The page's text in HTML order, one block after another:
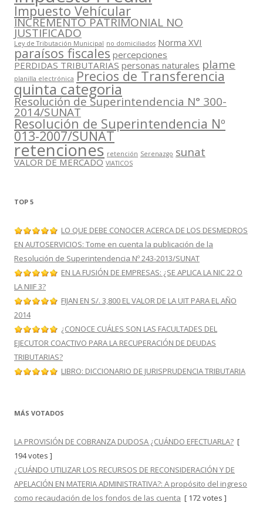
Impuesto Vehícular
INCREMENTO PATRIMONIAL NO
JUSTIFICADO
Ley de Tributación Municipal no domiciliados Norma XVI
paraísos fiscales percepciones
PERDIDAS TRIBUTARIAS personas naturales plame
planilla electrónica Precios de Transferencia
quinta categoria
Resolución de Superintendencia N° 300-
2014/SUNAT
Resolución de Superintendencia Nº
013-2007/SUNAT
retenciones retención Serenazgo sunat
VALOR DE MERCADO VIATICOS
TOP 5
LO QUE DEBE CONOCER ACERCA DE LOS DESMEDROS
EN AUTOSERVICIOS: Tome en cuenta la publicación de la
Resolución de Superintendencia Nº 243-2013/SUNAT
EN LA FUSIÓN DE EMPRESAS: ¿SE APLICA LA NIC 22 O
LA NIIF 3?
FIJAN EN S/. 3,800 EL VALOR DE LA UIT PARA EL AÑO
2014
¿CONOCE CUÁLES SON LAS FACULTADES DEL
EJECUTOR COACTIVO PARA LA RECUPERACIÓN DE DEUDAS
TRIBUTARIAS?
LIBRO: DICCIONARIO DE JURISPRUDENCIA TRIBUTARIA
MÁS VOTADOS
LA PROVISIÓN DE COBRANZA DUDOSA ¿CUÁNDO EFECTUARLA? [
194 votes ]
¿CUÁNDO UTILIZAR LOS RECURSOS DE RECONSIDERACIÓN Y DE
APELACIÓN EN MATERIA ADMINISTRATIVA?: A propósito del ingreso
como recaudación de los fondos de las cuenta [ 172 votes ]